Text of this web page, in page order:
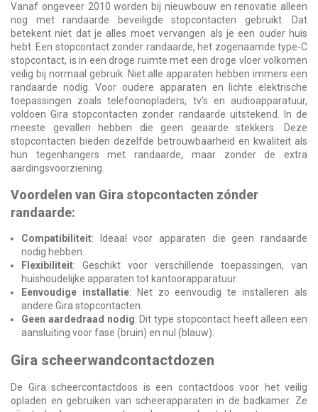
Vanaf ongeveer 2010 worden bij nieuwbouw en renovatie alleen
nog met randaarde beveiligde stopcontacten gebruikt. Dat
betekent niet dat je alles moet vervangen als je een ouder huis
hebt. Een stopcontact zonder randaarde, het zogenaamde type-C
stopcontact, is in een droge ruimte met een droge vloer volkomen
veilig bij normaal gebruik. Niet alle apparaten hebben immers een
randaarde nodig. Voor oudere apparaten en lichte elektrische
toepassingen zoals telefoonopladers, tv's en audioapparatuur,
voldoen Gira stopcontacten zonder randaarde uitstekend. In de
meeste gevallen hebben die geen geaarde stekkers. Deze
stopcontacten bieden dezelfde betrouwbaarheid en kwaliteit als
hun tegenhangers met randaarde, maar zonder de extra
aardingsvoorziening.
Voordelen van Gira stopcontacten zónder
randaarde:
Compatibiliteit: Ideaal voor apparaten die geen randaarde
nodig hebben.
Flexibiliteit: Geschikt voor verschillende toepassingen, van
huishoudelijke apparaten tot kantoorapparatuur.
Eenvoudige installatie: Net zo eenvoudig te installeren als
andere Gira stopcontacten.
Geen aardedraad nodig: Dit type stopcontact heeft alleen een
aansluiting voor fase (bruin) en nul (blauw).
Gira scheerwandcontactdozen
De Gira scheercontactdoos is een contactdoos voor het veilig
opladen en gebruiken van scheerapparaten in de badkamer. Ze